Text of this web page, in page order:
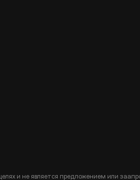
и не является предложением или